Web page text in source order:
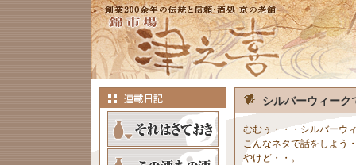
シルバーウィーク
むむぅ・・・シルバーウ
こんなネタで話をしよう
やけど・・。